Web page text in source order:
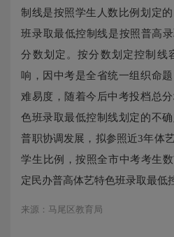
制线是按照学生人数比例划定
班录取最低控制线是按照普高
分数划定。按分数划定控制线
响，因中考是全省统一组织命
难易度，随着今后中考投档总
色班录取最低控制线划定的不
普职协调发展，拟参照近3年体
学生比例，按照全市中考考生
定民办普高体艺特色班录取最低
来源：马尾区教育局